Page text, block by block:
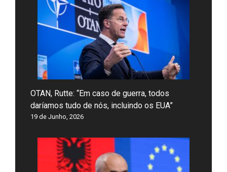
OTAN, Rutte: “Em caso de guerra, todos
daríamos tudo de nós, incluindo os EUA”
19 de Junho, 2026